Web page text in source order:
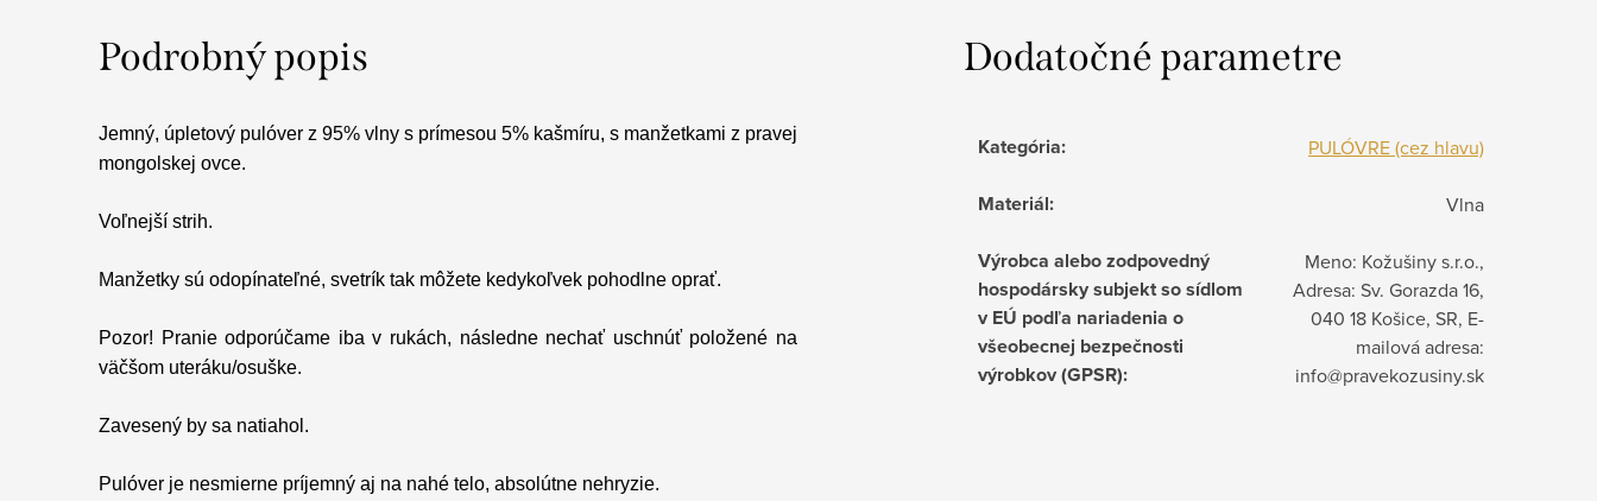
Podrobný popis
Jemný, úpletový pulóver z 95% vlny s prímesou 5% kašmíru, s manžetkami z pravej
mongolskej ovce.
Voľnejší strih.
Manžetky sú odopínateľné, svetrík tak môžete kedykoľvek pohodlne oprať.
Pozor! Pranie odporúčame iba v rukách, následne nechať uschnúť položené na
väčšom uteráku/osuške.
Zavesený by sa natiahol.
Pulóver je nesmierne príjemný aj na nahé telo, absolútne nehryzie.
Dodatočné parametre
Kategória: PULÓVRE (cez hlavu)
Materiál: Vlna
Výrobca alebo zodpovedný
hospodársky subjekt so sídlom
v EÚ podľa nariadenia o
všeobecnej bezpečnosti
výrobkov (GPSR):
Meno: Kožušiny s.r.o.,
Adresa: Sv. Gorazda 16,
040 18 Košice, SR, E-
mailová adresa:
info@pravekozusiny.sk